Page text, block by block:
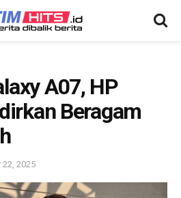
A07, HP
Beragam
22, 2025